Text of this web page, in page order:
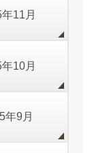
11月
10月
年9月